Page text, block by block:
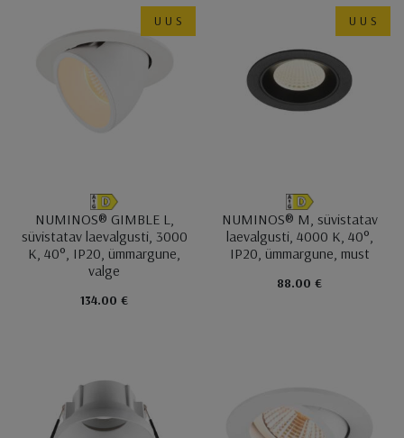
UUS
NUMINOS® GIMBLE L,
süvistatav laevalgusti, 3000
K, 40°, IP20, ümmargune,
valge
134.00 €
UUS
NUMINOS® M, süvistatav
laevalgusti, 4000 K, 40°,
IP20, ümmargune, must
88.00 €